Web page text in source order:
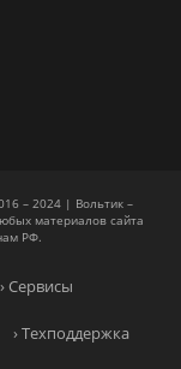
– 2024 | Вольтик –
материалов сайта
РФ.
› Сервисы
› Техподдержка